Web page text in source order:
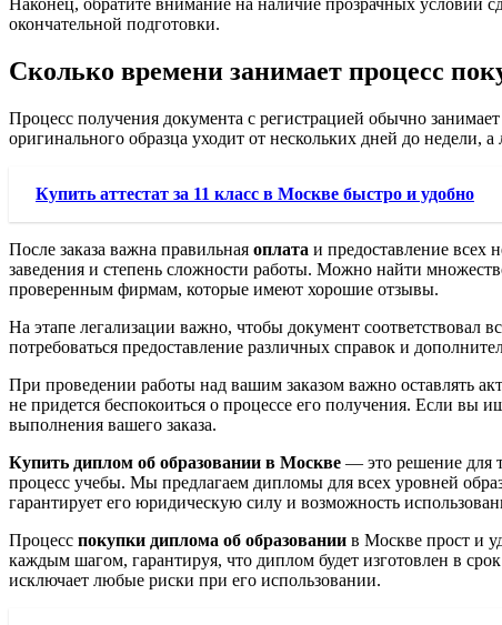
Наконец, обратите внимание на наличие прозрачных условий
окончательной подготовки.
Сколько времени занимает процесс
Процесс получения документа с регистрацией обычно
оригинального образца уходит от нескольких дней до недели,
Купить аттестат за 11 класс в Москве быстро и удобно
После заказа важна правильная оплата и предоставление всех
заведения и степень сложности работы. Можно найти
проверенным фирмам, которые имеют хорошие отзывы.
На этапе легализации важно, чтобы документ соответствовал
потребоваться предоставление различных справок и
При проведении работы над вашим заказом важно оставлять
не придется беспокоиться о процессе его получения. Если вы
выполнения вашего заказа.
Купить диплом об образовании в Москве — это решение для
процесс учебы. Мы предлагаем дипломы для всех уровней
гарантирует его юридическую силу и возможность
Процесс покупки диплома об образовании в Москве прост и
каждым шагом, гарантируя, что диплом будет изготовлен в
исключает любые риски при его использовании.